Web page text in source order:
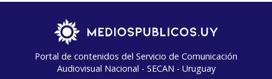
Portal de contenidos del Servicio de Comunicación
Audiovisual Nacional - SECAN - Uruguay